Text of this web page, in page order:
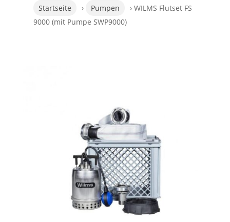
Startseite › Pumpen
› WILMS Flutset FS
9000 (mit Pumpe SWP9000)